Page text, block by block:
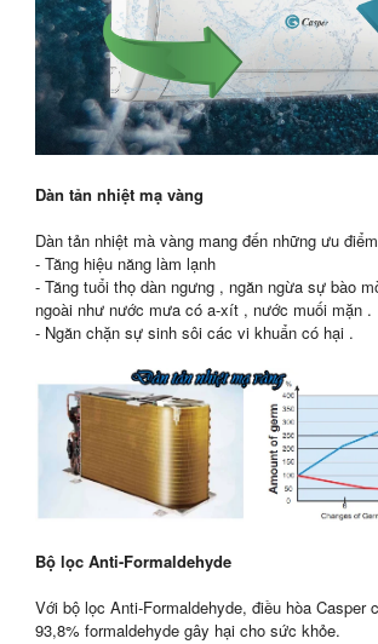
Dàn tản nhiệt mạ vàng
Dàn tản nhiệt mà vàng mang đến những ưu
- Tăng hiệu năng làm lạnh
- Tăng tuổi thọ dàn ngưng , ngăn ngừa sự bào
ngoài như nước mưa có a-xít , nước muối mặn .
- Ngăn chặn sự sinh sôi các vi khuẩn có hại .
Bộ lọc Anti-Formaldehyde
Với bộ lọc Anti-Formaldehyde, điều hòa Casper
93,8% formaldehyde gây hại cho sức khỏe.